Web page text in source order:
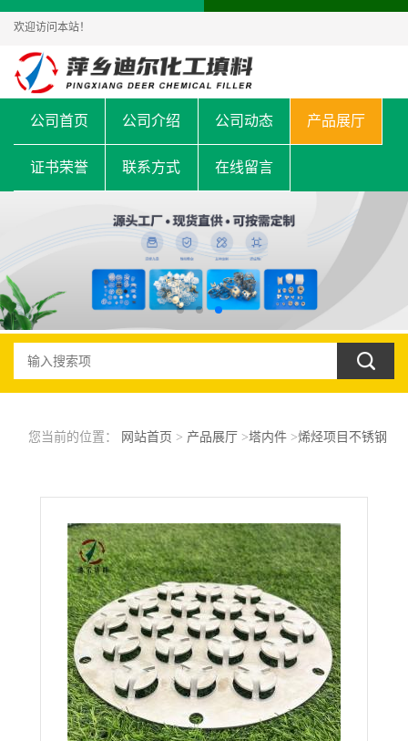
欢迎访问本站！
公司首页 公司介绍 公司动态 产品展厅
证书荣誉 联系方式 在线留言
您当前的位置： 网站首页 > 产品展厅>塔内件>烯烃项目不锈钢